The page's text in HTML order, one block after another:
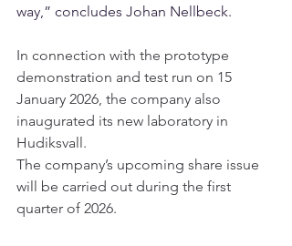
way,” concludes Johan Nellbeck.
In connection with the prototype
demonstration and test run on 15
January 2026, the company also
inaugurated its new laboratory in
Hudiksvall.
The company’s upcoming share issue
will be carried out during the first
quarter of 2026.